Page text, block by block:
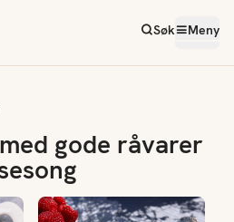
Søk Meny
gode råvarer
Bringebær med